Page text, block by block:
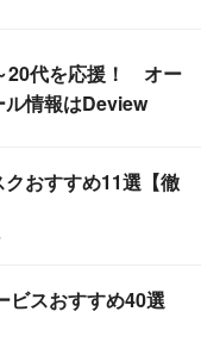
20代を応援！ オー
ル情報はDeview
おすすめ11選【徹
ビスおすすめ40選